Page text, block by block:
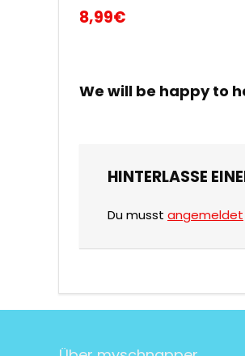
8,99€
We will be happy to
HINTERLASSE
Du musst angemeldet